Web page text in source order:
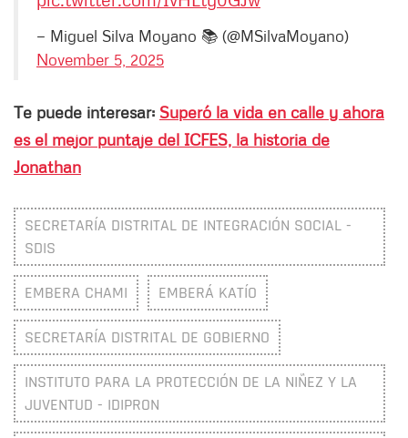
— Miguel Silva Moyano 📚 (@MSilvaMoyano)
November 5, 2025
Te puede interesar: Superó la vida en calle y ahora
es el mejor puntaje del ICFES, la historia de
Jonathan
SECRETARÍA DISTRITAL DE INTEGRACIÓN SOCIAL -
SDIS
EMBERA CHAMI EMBERÁ KATÍO
SECRETARÍA DISTRITAL DE GOBIERNO
INSTITUTO PARA LA PROTECCIÓN DE LA NIÑEZ Y LA
JUVENTUD - IDIPRON